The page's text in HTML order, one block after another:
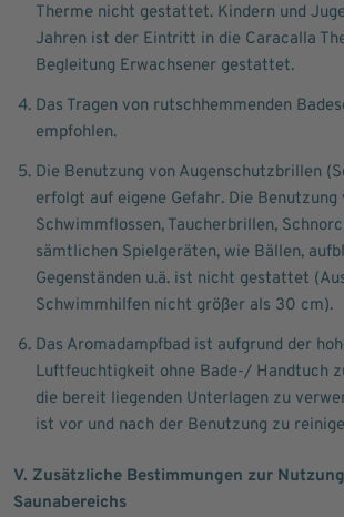
Therme nicht gestattet. Kindern und
Jahren ist der Eintritt in die Caracalla
Begleitung Erwachsener gestattet.
Das Tragen von rutschhemmenden
empfohlen.
Die Benutzung von Augenschutzbrillen
erfolgt auf eigene Gefahr. Die Benutzung
Schwimmflossen, Taucherbrillen,
sämtlichen Spielgeräten, wie Bällen,
Gegenständen u.ä. ist nicht gestattet
Schwimmhilfen nicht größer als 30 cm).
Das Aromadampfbad ist aufgrund der
Luftfeuchtigkeit ohne Bade-/ Handtuch
die bereit liegenden Unterlagen zu
ist vor und nach der Benutzung zu
V. Zusätzliche Bestimmungen zur
Saunabereichs